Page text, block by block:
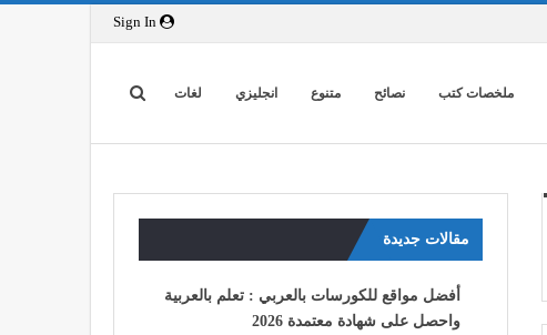
ملخصات كتب نصائح متنوع انجليزي لغات
مقالات جديدة
أفضل مواقع للكورسات بالعربي : تعلم بالعربية
واحصل على شهادة معتمدة 2026